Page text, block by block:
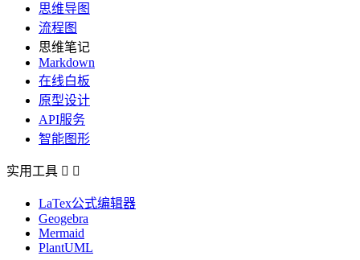
思维导图
流程图
思维笔记
Markdown
在线白板
原型设计
API服务
智能图形
实用工具  
LaTex公式编辑器
Geogebra
Mermaid
PlantUML